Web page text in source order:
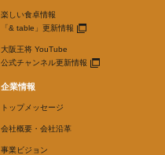
楽しい食卓情報
「& table」更新情報
大阪王将 YouTube
公式チャンネル更新情報
企業情報
トップメッセージ
会社概要・会社沿革
事業ビジョン